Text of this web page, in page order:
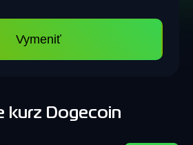
Vymeniť
kurz Dogecoin